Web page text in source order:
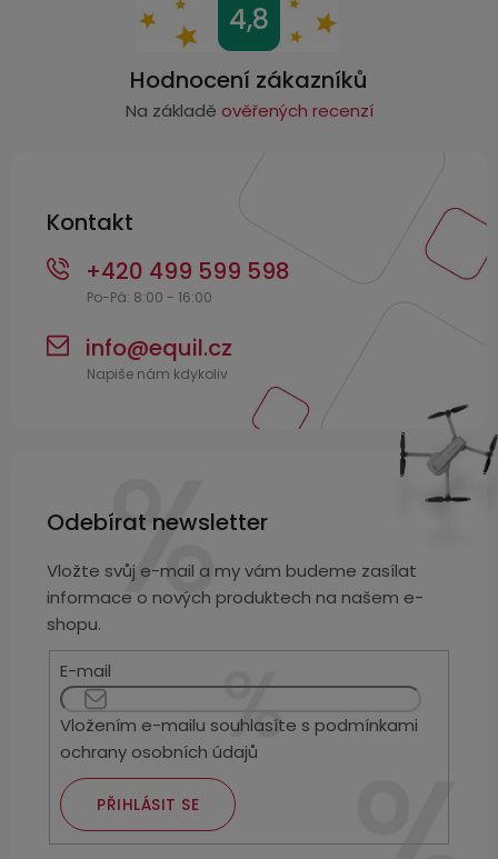
4,8
Hodnocení zákazníků
Na základě ověřených recenzí
Kontakt
info@equil.cz
+420 499 599 598
Odebírat newsletter
Vložte svůj e-mail a my vám budeme zasílat
informace o nových produktech na našem e-
shopu.
E-mail
Vložením e-mailu souhlasíte spodmínkami
ochrany osobních údajů
PŘIHLÁSIT SE